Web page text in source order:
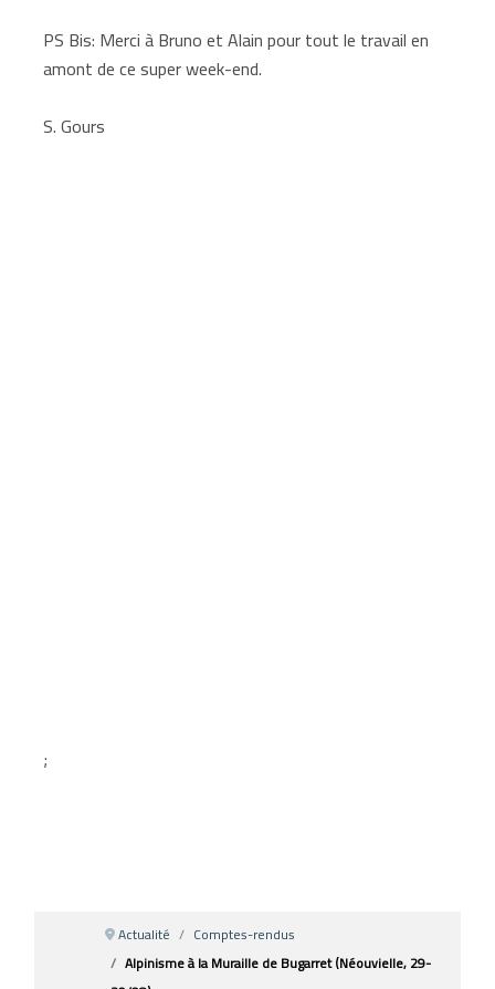
PS Bis: Merci à Bruno et Alain pour tout le travail en
amont de ce super week-end.
S. Gours
;
Actualité
Comptes-rendus
Alpinisme à la Muraille de Bugarret (Néouvielle, 29-